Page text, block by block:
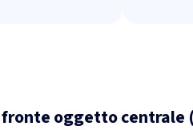
fronte oggetto centrale